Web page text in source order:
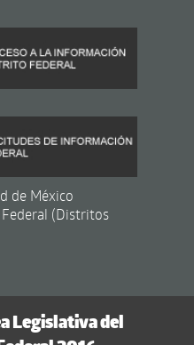
de México
(Distritos
Legislativa del